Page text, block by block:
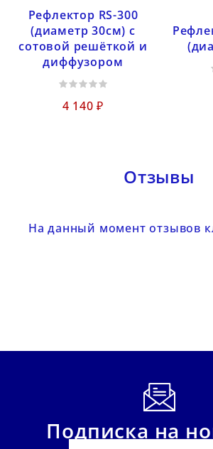
Рефлектор RS-300
(диаметр 30см) с
сотовой решёткой и
диффузором
4 140 ₽
Отзывы
На данный момент отзывов
Подписка на